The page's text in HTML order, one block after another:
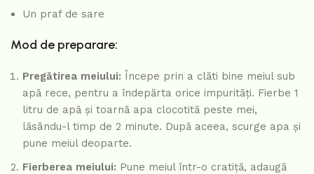
Un praf de sare
Mod de preparare:
Pregătirea meiului: Începe prin a clăti bine meiul sub
apă rece, pentru a îndepărta orice impurități. Fierbe 1
litru de apă și toarnă apa clocotită peste mei,
lăsându-l timp de 2 minute. După aceea, scurge apa și
pune meiul deoparte.
Fierberea meiului: Pune meiul într-o cratiță, adaugă